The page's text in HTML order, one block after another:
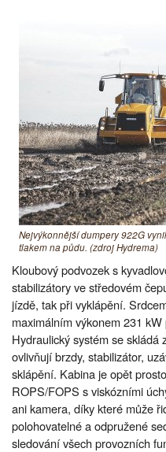
Nejvýkonnější dumpery 922G
tlakem na půdu. (zdroj Hydrema)
Kloubový podvozek s
stabilizátory ve středovém
jízdě, tak při vyklápění.
maximálním výkonem 231
Hydraulický systém se skládá
ovlivňují brzdy, stabilizátor,
sklápění. Kabina je opět
ROPS/FOPS s viskózními
ani kamera, díky které může
polohovatelné a odpružené
sledování všech provozních